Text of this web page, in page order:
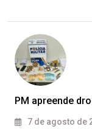
PM apreende
7 de agosto de